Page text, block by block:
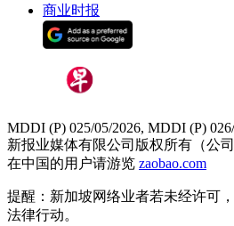
商业时报
MDDI (P) 025/05/2026, MDDI (P)
新报业媒体有限公司版权所有（公司
在中国的用户请游览 zaobao.com
提醒：新加坡网络业者若未经许可
法律行动。